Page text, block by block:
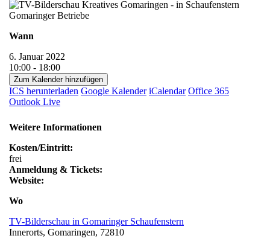
Wann
6. Januar 2022
10:00 - 18:00
Zum Kalender hinzufügen
ICS herunterladen Google Kalender iCalendar Office 365
Outlook Live
Weitere Informationen
Kosten/Eintritt:
frei
Anmeldung & Tickets:
Website:
Wo
TV-Bilderschau in Gomaringer Schaufenstern
Innerorts, Gomaringen, 72810